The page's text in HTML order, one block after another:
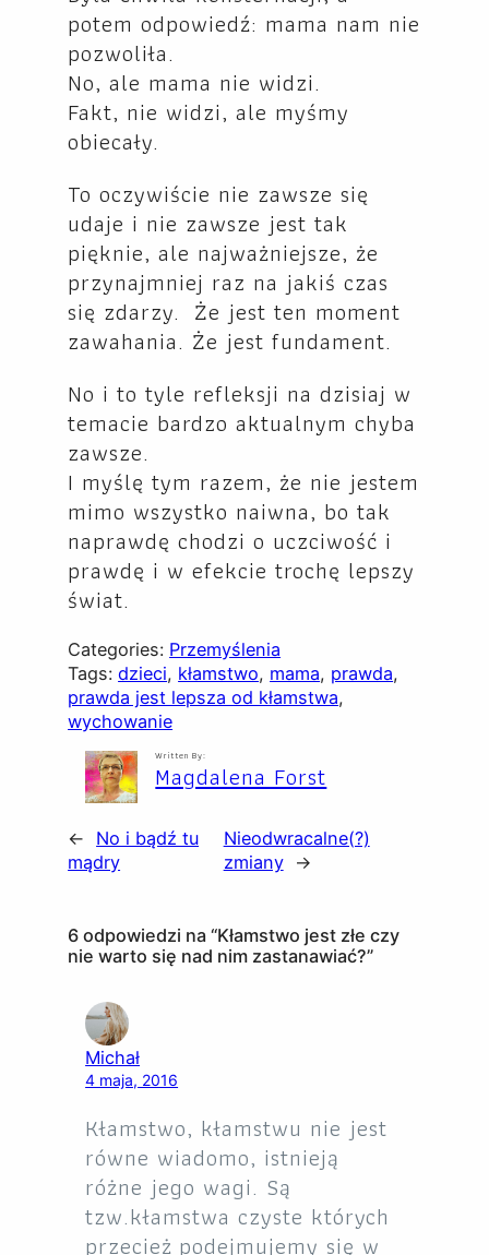
potem odpowiedź: mama nam nie
pozwoliła.
No, ale mama nie widzi.
Fakt, nie widzi, ale myśmy
obiecały.
To oczywiście nie zawsze się
udaje i nie zawsze jest tak
pięknie, ale najważniejsze, że
przynajmniej raz na jakiś czas
się zdarzy. Że jest ten moment
zawahania. Że jest fundament.
No i to tyle refleksji na dzisiaj w
temacie bardzo aktualnym chyba
zawsze.
I myślę tym razem, że nie jestem
mimo wszystko naiwna, bo tak
naprawdę chodzi o uczciwość i
prawdę i w efekcie trochę lepszy
świat.
Categories: Przemyślenia
Tags:dzieci, kłamstwo, mama, prawda
prawda jest lepsza od kłamstwa
wychowanie
Written By:
Magdalena Forst
←
No i bądź tu
mądry
Nieodwracalne(?)
zmiany
→
6 odpowiedzi na “Kłamstwo jest złe czy
nie warto się nad nim zastanawiać?”
Michał
4 maja, 2016
Kłamstwo, kłamstwu nie jest
równe wiadomo, istnieją
różne jego wagi. Są
tzw.kłamstwa czyste których
przecież podejmujemy się w